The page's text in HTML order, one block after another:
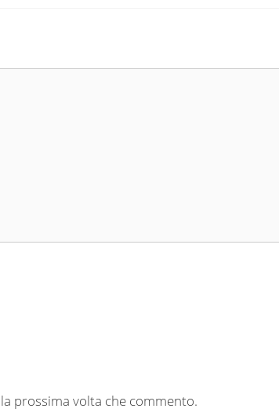
prossima volta che commento.